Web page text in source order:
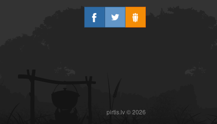
pirtis.lv © 2026